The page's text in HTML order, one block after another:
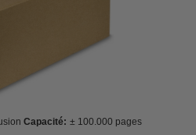
Capacité: ± 100.000 pages